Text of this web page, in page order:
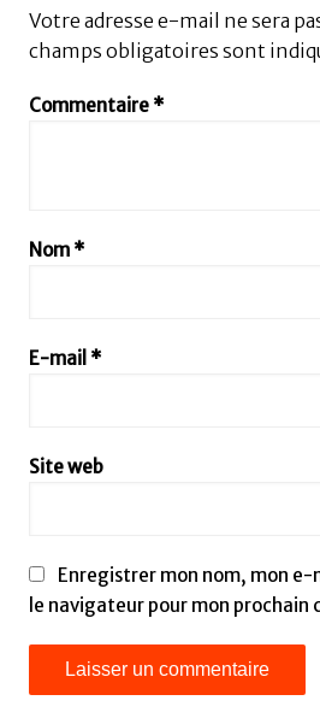
Votre adresse e-mail ne sera
champs obligatoires sont
Commentaire *
Nom *
E-mail *
Site web
Enregistrer mon nom, mon e-
le navigateur pour mon prochain